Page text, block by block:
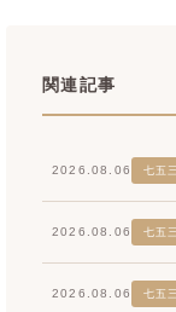
関連記事
2026.08.06 七五三
2026.08.06 七五三
2026.08.06 七五三